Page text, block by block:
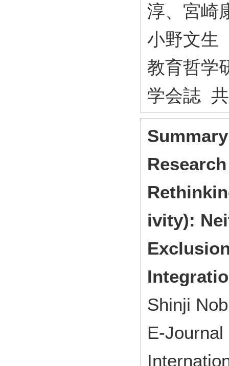
淳、宮崎
小野文生
教育哲
学会誌
ivity):
Shinji
E-